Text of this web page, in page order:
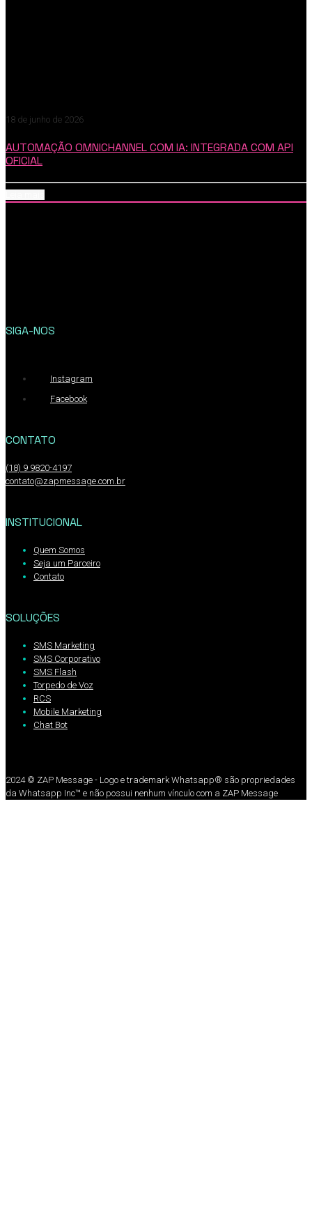
18 de junho de 2026
AUTOMAÇÃO OMNICHANNEL COM IA: INTEGRADA COM API
OFICIAL
SIGA-NOS
Instagram
Facebook
CONTATO
(18) 9 9820-4197
contato@zapmessage.com.br
INSTITUCIONAL
Quem Somos
Seja um Parceiro
Contato
SOLUÇÕES
SMS Marketing
SMS Corporativo
SMS Flash
Torpedo de Voz
RCS
Mobile Marketing
Chat Bot
2024 © ZAP Message - Logo e trademark Whatsapp®️ são propriedades
da Whatsapp Inc™️ e não possui nenhum vínculo com a ZAP Message